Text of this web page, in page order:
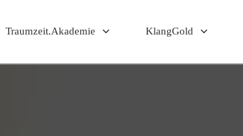
Traumzeit.Akademie KlangGold